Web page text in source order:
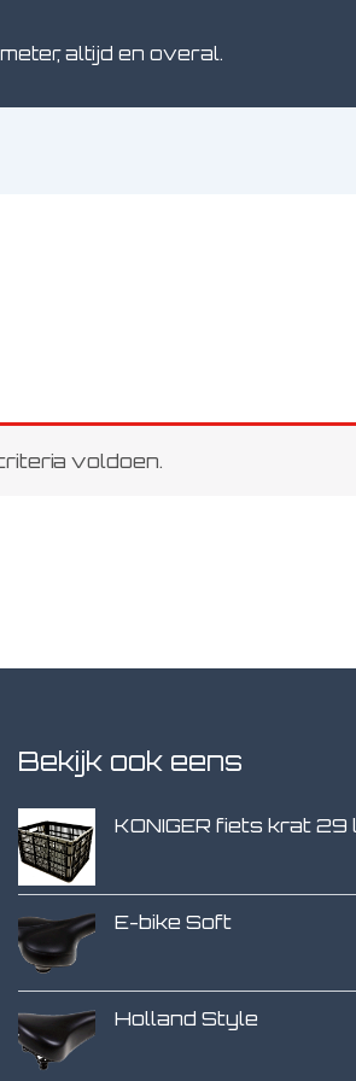
altijd en overal.
voldoen.
Bekijk ook eens
KONIGER fiets krat 29
E-bike Soft
Holland Style